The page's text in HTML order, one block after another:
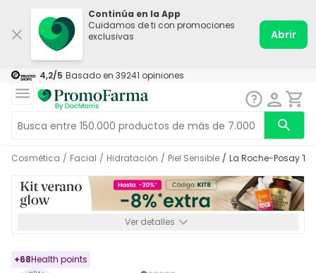
Continúa en la App
Cuidamos de ti con promociones
exclusivas
Abrir
4,2/5 Basado en 39241 opiniones
Cosmética / Facial / Hidratación / Piel Sensible / La Roche-Posay
Ver detalles
+68Health points